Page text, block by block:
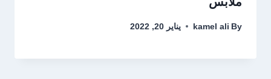
By
kamel ali يناير 20, 2022